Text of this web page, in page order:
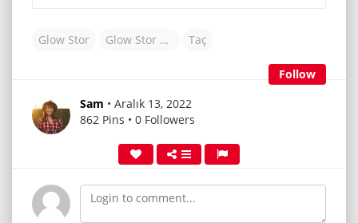
Glow Stor Glow Stor Perde Taç
Follow
Sam • Aralık 13, 2022
862 Pins • 0 Followers